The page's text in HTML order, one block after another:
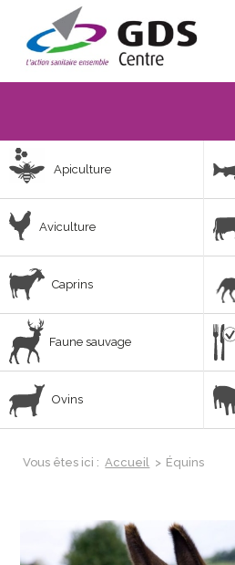
Apiculture
Aviculture
Caprins
Faune sauvage
Ovins
Vous êtes ici : Accueil > Équins